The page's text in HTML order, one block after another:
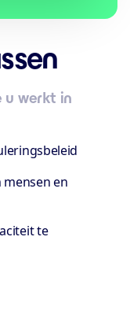
u werkt in
en
te